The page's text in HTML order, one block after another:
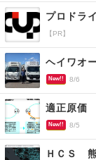
プロドラ
【PR】
New!! 8/6
New!! 8/5
ＨＣＳ 熊